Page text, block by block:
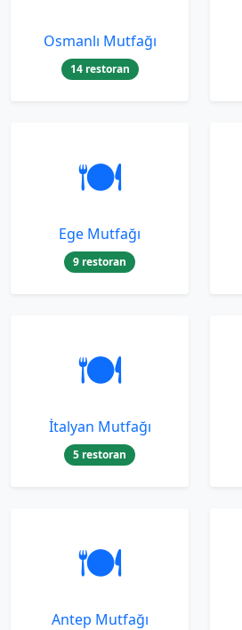
Osmanlı Mutfağı
14 restoran
🍽️
Ege Mutfağı
9 restoran
🍽️
İtalyan Mutfağı
5 restoran
🍽️
Antep Mutfağı